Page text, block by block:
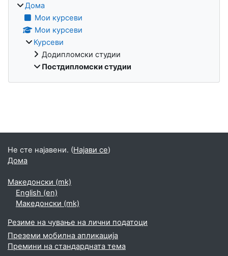
Дома
Мои курсеви
Мои курсеви
Курсеви
Додипломски студии
Постдипломски студии
Не сте најавени. (Најави се)
Дома
Македонски ‎(mk)‎
English ‎(en)‎
Македонски ‎(mk)‎
Резиме на чување на лични податоци
Преземи мобилна апликација
Премини на стандардната тема